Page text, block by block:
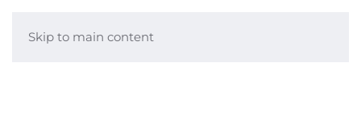
Skip to main content